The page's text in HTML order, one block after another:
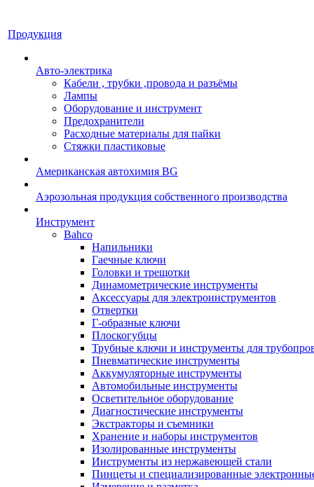
Продукция
Авто-электрика
Кабели , трубки ,провода и разъёмы
Лампы
Оборудование и инструмент
Предохранители
Расходные материалы для пайки
Стяжки пластиковые
Американская автохимия BG
Аэрозольная продукция собственного производства
Инструмент
Bahco
Напильники
Гаечные ключи
Головки и трещотки
Динамометрические инструменты
Аксессуары для электроинструментов
Отвертки
Г-образные ключи
Плоскогубцы
Трубные ключи и инструменты для
Пневматические инструменты
Аккумуляторные инструменты
Автомобильные инструменты
Осветительное оборудование
Диагностические инструменты
Экстракторы и съемники
Хранение и наборы инструментов
Изолированные инструменты
Инструменты из нержавеющей стали
Пинцеты и специализированные